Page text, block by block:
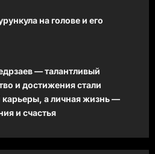
на голове и его
— талантливый
и достижения стали
а личная жизнь —
и счастья